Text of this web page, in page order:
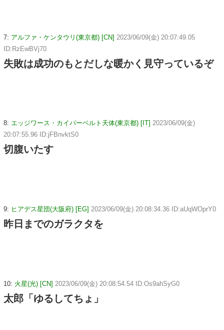
7: アルファ・ケンタウリ(東京都) [CN] 2023/06/09(金) 20:07:49.05
ID:RzEwBVj70
失敗は成功のもとだしな暖かく見守っているぞ
8: エッジワース・カイパーベルト天体(東京都) [IT] 2023/06/09(金)
20:07:55.96 ID:jFBnvktS0
切腹いたす
9: ヒアデス星団(大阪府) [EG] 2023/06/09(金) 20:08:34.36 ID:aUqWOprY0
昨日までのガラクタを
10: 火星(光) [CN] 2023/06/09(金) 20:08:54.54 ID:Os9ahSyG0
太郎「ゆるしてちょ」